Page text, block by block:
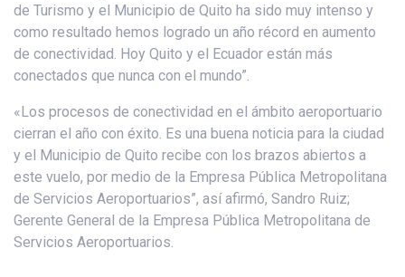
de Turismo y el Municipio de Quito ha sido muy intenso y
como resultado hemos logrado un año récord en aumento
de conectividad. Hoy Quito y el Ecuador están más
conectados que nunca con el mundo”.
«Los procesos de conectividad en el ámbito aeroportuario
cierran el año con éxito. Es una buena noticia para la ciudad
y el Municipio de Quito recibe con los brazos abiertos a
este vuelo, por medio de la Empresa Pública Metropolitana
de Servicios Aeroportuarios”, así afirmó, Sandro Ruiz;
Gerente General de la Empresa Pública Metropolitana de
Servicios Aeroportuarios.